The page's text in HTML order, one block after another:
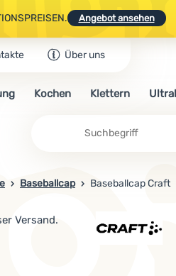
Angebot ansehen
CODE OUT10 NUTZEN.
Angebot ansehen
Über uns
Kochen Klettern
Baseballcap Baseballcap Craft
Versand.